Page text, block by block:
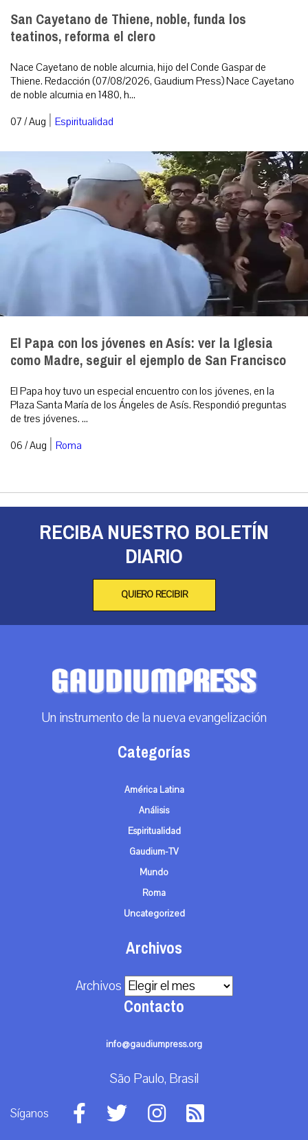
San Cayetano de Thiene, noble, funda los
teatinos, reforma el clero
Nace Cayetano de noble alcurnia, hijo del Conde Gaspar de
Thiene. Redacción (07/08/2026, Gaudium Press) Nace Cayetano
de noble alcurnia en 1480, h...
07 / Aug | Espiritualidad
El Papa con los jóvenes en Asís: ver la Iglesia
como Madre, seguir el ejemplo de San Francisco
El Papa hoy tuvo un especial encuentro con los jóvenes, en la
Plaza Santa María de los Ángeles de Asís. Respondió preguntas
de tres jóvenes. ...
06 / Aug | Roma
RECIBA NUESTRO BOLETÍN
DIARIO
QUIERO RECIBIR
Un instrumento de la nueva evangelización
Categorías
América Latina
Análisis
Espiritualidad
Gaudium-TV
Mundo
Roma
Uncategorized
Archivos
Archivos
Contacto
info@gaudiumpress.org
São Paulo, Brasil
Síganos